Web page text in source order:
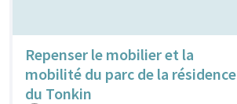
Repenser le mobilier et la
mobilité du parc de la résidence
du Tonkin